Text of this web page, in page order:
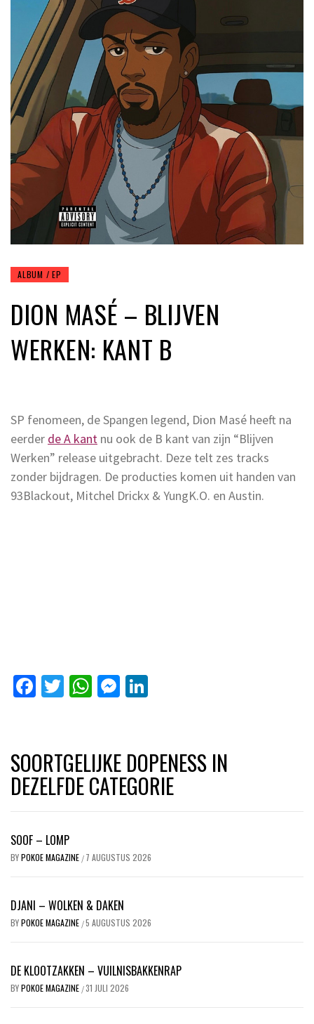
ALBUM / EP
DION MASÉ – BLIJVEN
WERKEN: KANT B
SP fenomeen, de Spangen legend, Dion Masé heeft na
eerder de A kant nu ook de B kant van zijn “Blijven
Werken” release uitgebracht. Deze telt zes tracks
zonder bijdragen. De producties komen uit handen van
93Blackout, Mitchel Drickx & YungK.O. en Austin.
Facebook
Twitter
WhatsApp
Messenger
SOORTGELIJKE DOPENESS IN
DEZELFDE CATEGORIE
SOOF – LOMP
BYPOKOE MAGAZINE / 7 AUGUSTUS 2026
DJANI – WOLKEN & DAKEN
BYPOKOE MAGAZINE /5 AUGUSTUS 2026
DE KLOOTZAKKEN – VUILNISBAKKENRAP
BYPOKOE MAGAZINE /31 JULI 2026